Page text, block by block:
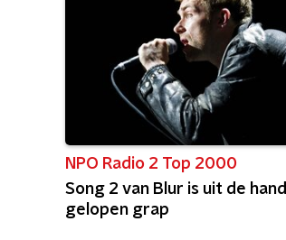
NPO Radio 2 Top 2000
Song 2 van Blur is uit de hand
gelopen grap